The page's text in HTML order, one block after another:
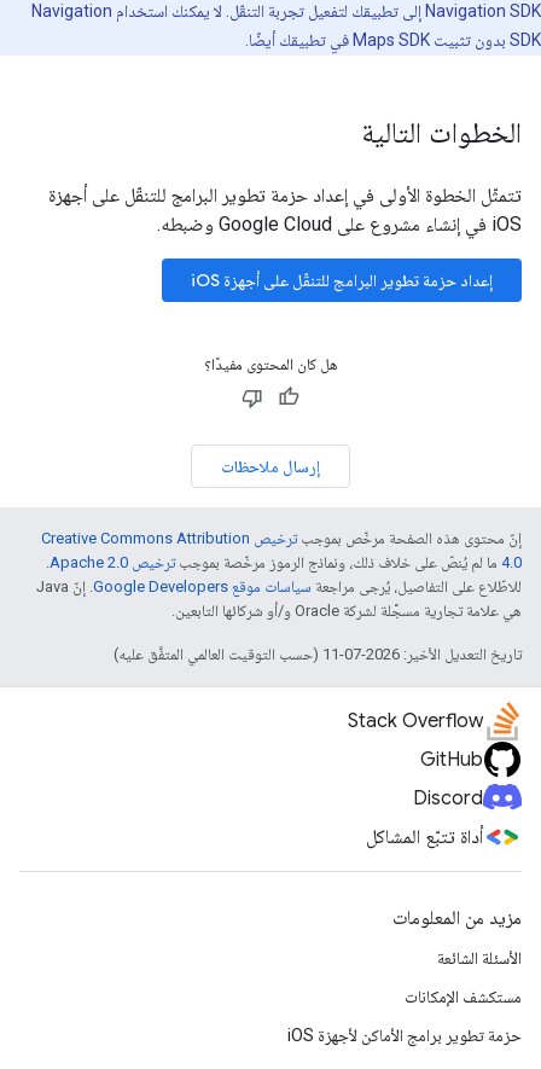
Navigation SDK إلى تطبيقك لتفعيل تجربة التنقّل. لا يمكنك استخدام Navigation
SDK بدون تثبيت Maps SDK في تطبيقك أيضًا.
الخطوات التالية
تتمثّل الخطوة الأولى في إعداد حزمة تطوير البرامج للتنقّل على أجهزة
iOS في إنشاء مشروع على Google Cloud وضبطه.
إعداد حزمة تطوير البرامج للتنقّل على أجهزة iOS
هل كان المحتوى مفيدًا؟
إرسال ملاحظات
إنّ محتوى هذه الصفحة مرخّص بموجب
ترخيص Creative Commons Attribution
4.0‏ ما لم يُنصّ على خلاف ذلك، ونماذج الرموز مرخّصة بموجبترخيص Apache 2.0‏
.
للاطّلاع على التفاصيل، يُرجى مراجعة سياسات موقع Google Developers‏
. إنّ Java
هي علامة تجارية مسجَّلة لشركة Oracle و/أو شركائها التابعين.
تاريخ التعديل الأخير: 2026-07-11 (حسب التوقيت العالمي المتفَّق عليه)
Stack Overflow
GitHub
Discord
أداة تتبّع المشاكل
مزيد من المعلومات
الأسئلة الشائعة
مستكشف الإمكانات
حزمة تطوير برامج الأماكن لأجهزة iOS